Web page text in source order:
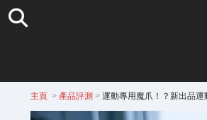
主頁 > 產品評測 > 運動專用魔爪！？新出品運